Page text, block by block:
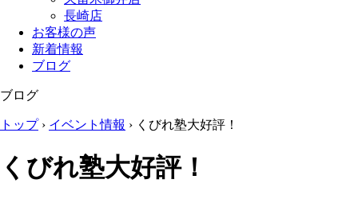
長崎店
お客様の声
新着情報
ブログ
ブログ
トップ› イベント情報 › くびれ塾大好評！
くびれ塾大好評！